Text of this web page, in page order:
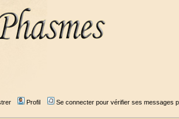
Profil Se connecter pour vérifier ses messages